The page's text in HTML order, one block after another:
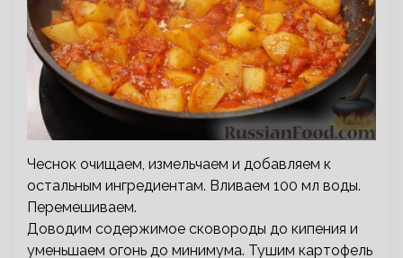
Чеснок очищаем, измельчаем и добавляем к
остальным ингредиентам. Вливаем 100 мл воды.
Перемешиваем.
Доводим содержимое сковороды до кипения и
уменьшаем огонь до минимума. Тушим картофель